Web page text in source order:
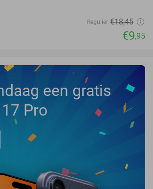
Regulier €18,45
€9,95
een gratis
Pro